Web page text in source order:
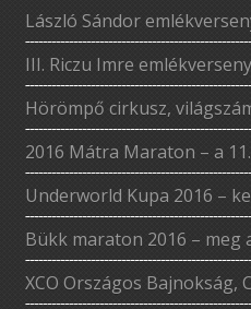
László Sándor
III. Riczu Imre
Hörömpő cirkusz,
2016 Mátra Maraton – a
Underworld Kupa 2016 –
Bükk maraton 2016 – meg
XCO Országos Bajnokság,